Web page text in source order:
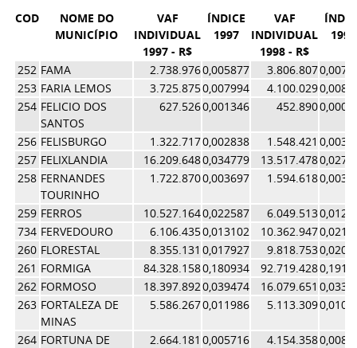
COD
NOME DO
MUNICÍPIO
VAF
INDIVIDUAL
1997 - R$
ÍNDICE
1997
VAF
INDIVIDUAL
1998 - R$
1998
252 FAMA 2.738.9760,005877 3.806.807
253 FARIA LEMOS 3.725.8750,007994 4.100.029
254 FELICIO DOS
SANTOS
627.5260,001346 452.890
256 FELISBURGO 1.322.7170,002838 1.548.421
257 FELIXLANDIA 16.209.6480,034779 13.517.478
258 FERNANDES
TOURINHO
1.722.8700,003697 1.594.618
259 FERROS 10.527.1640,022587 6.049.513
734 FERVEDOURO 6.106.4350,013102 10.362.947
260 FLORESTAL 8.355.131 0,017927 9.818.753
261 FORMIGA 84.328.1580,180934 92.719.428
262 FORMOSO 18.397.8920,039474 16.079.651
263 FORTALEZA DE
MINAS
5.586.2670,011986 5.113.309
264 FORTUNA DE
2.664.181 0,005716 4.154.358